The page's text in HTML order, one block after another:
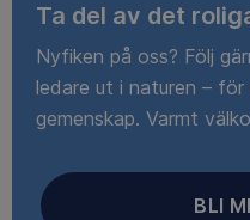
Ta del av det
Nyfiken på oss? Följ
ledare ut i naturen – för
gemenskap. Varmt
BLI